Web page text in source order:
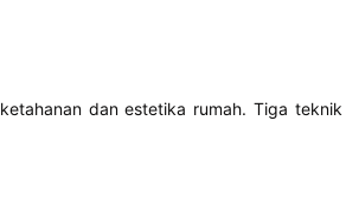
dan estetika rumah. Tiga teknik